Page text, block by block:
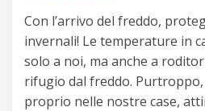
Con l’arrivo del freddo,
invernali! Le temperature in
solo a noi, ma anche a
rifugio dal freddo.
proprio nelle nostre case,